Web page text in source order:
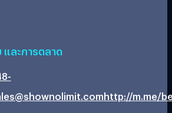
และการตลาด
http://m.me/